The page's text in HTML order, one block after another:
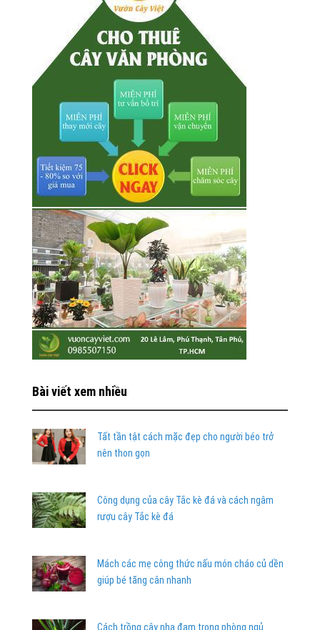
Bài viết xem nhiều
Tất tần tật cách mặc đẹp cho người béo trở
nên thon gọn
Công dụng của cây Tắc kè đá và cách ngâm
rượu cây Tắc kè đá
Mách các mẹ công thức nấu món cháo củ dền
giúp bé tăng cân nhanh
Cách trồng cây nha đam trong phòng ngủ